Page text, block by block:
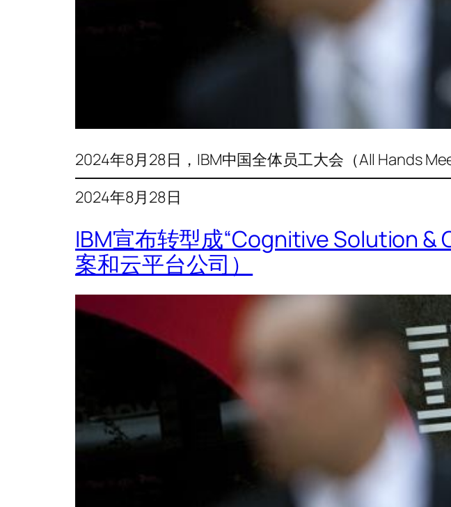
2024年8月28日，IBM中国全体员工大会（All Hands
2024年8月28日
IBM宣布转型成“Cognitive Solution &
案和云平台公司）